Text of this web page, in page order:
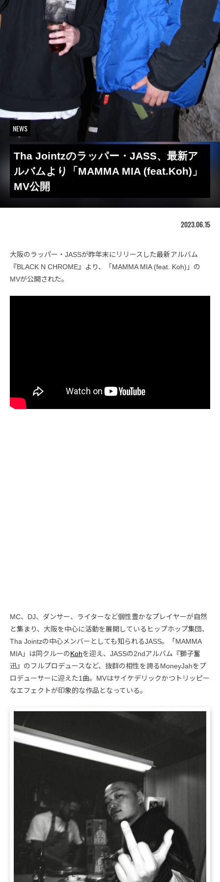
NEWS
Tha Jointzのラッパー・JASS、最新ア
ルバムより「MAMMA MIA (feat.Koh)」
MV公開
2023.06.15
大阪のラッパー・JASSが昨年末にリリースした最新アルバム
『BLACK N CHROME』より、「MAMMA MIA (feat. Koh)」の
MVが公開された。
MC、DJ、ダンサー、ライターなど個性豊かなプレイヤーが自然
と集まり、大阪を中心に活動を展開しているヒップホップ集団、
Tha Jointzの中心メンバーとしても知られるJASS。「MAMMA
MIA」は同クルーのKohを迎え、JASSの2ndアルバム『獅子奮
迅』のフルプロデュースなど、抜群の相性を誇るMoneyJahをプ
ロデューサーに迎えた1曲。MVはサイケデリックかつトリッピー
なエフェクトが印象的な作品となっている。